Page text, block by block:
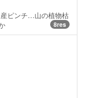
産ピンチ…山の植物枯
8res